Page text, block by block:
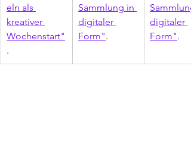
eln als
kreativer
Wochenstart"
.
Sammlung in
digitaler
Form".
digitaler
Form".